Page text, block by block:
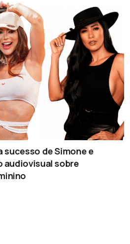
sucesso de Simone e
audiovisual sobre